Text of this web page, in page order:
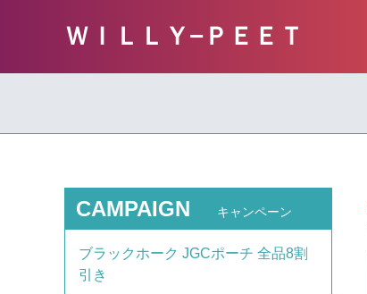
ＷＩＬＬＹ−ＰＥＥＴ
CAMPAIGN キャンペーン
ブラックホーク JGCポーチ 全品8割
引き